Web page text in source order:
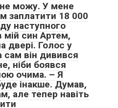
можу. У мене
заплатити 18 000
наступного
мій син Артем,
двері. Голос у
сам він дивився
ніби боявся
очима. – Я
інакше. Думав,
але тепер навіть